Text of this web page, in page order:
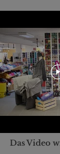
Das Video